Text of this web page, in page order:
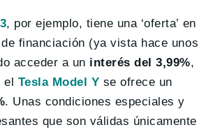
, por ejemplo, tiene una ‘oferta’ en
financiación (ya vista hace unos
acceder a un interés del 3,99%,
el Tesla Model Y se ofrece un
. Unas condiciones especiales y
que son válidas únicamente